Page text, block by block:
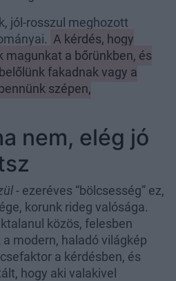
jól-rosszul meghozott
A kérdés, hogy
magunkat a bőrünkben, és
fakadnak vagy a
szépen,
nem, elég jó
- ezeréves “bölcsesség” ez,
korunk rideg valósága.
közös, felesben
modern, haladó világkép
a kérdésben, és
hogy aki valakivel